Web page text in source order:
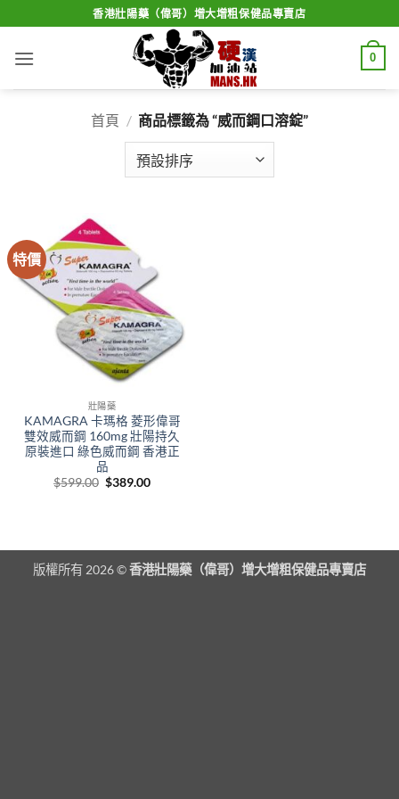
to
content
香港壯陽藥（偉哥）增大增粗保健品專賣店
0
首頁 / 商品標籤為 “威而鋼口溶錠”
特價
壯陽藥
KAMAGRA 卡瑪格 菱形偉哥
雙效威而鋼 160mg 壯陽持久
原裝進口 綠色威而鋼 香港正
品
$599.00 Original
$389.00Current
版權所有 2026 ©香港壯陽藥（偉哥）增大增粗保健品專賣店